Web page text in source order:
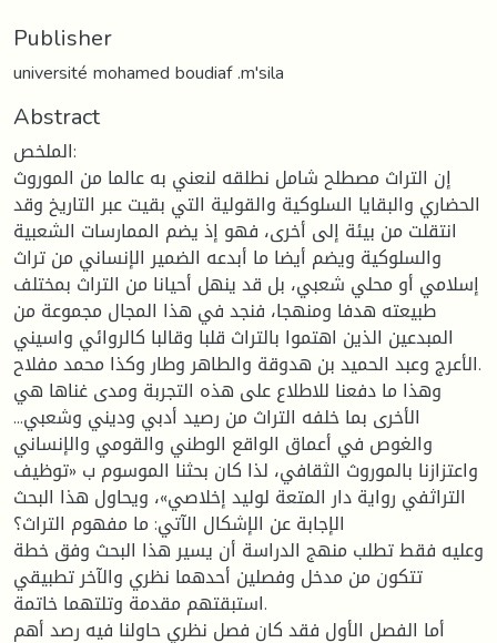
Publisher
université mohamed boudiaf .m'sila
Abstract
الملخص:
إن التراث مصطلح شامل نطلقه لنعني به عالما من الموروث
الحضاري والبقايا السلوكية والقولية التي بقيت عبر التاريخ وقد
انتقلت من بيئة إلى أخرى، فهو إذ يضم الممارسات الشعبية
والسلوكية ويضم أيضا ما أبدعه الضمير الإنساني من تراث
إسلامي أو محلي شعبي، بل قد ينهل أحيانا من التراث بمختلف
طبيعته هدفا ومنهجا، فنجد في هذا المجال مجموعة من
المبدعين الذين اهتموا بالتراث قلبا وقالبا كالروائي واسيني
الأعرج وعبد الحميد بن هدوقة والطاهر وطار وكذا محمد مفلاح.
وهذا ما دفعنا للاطلاع على هذه التجربة ومدى غناها هي
الأخرى بما خلفه التراث من رصيد أدبي وديني وشعبي...
والغوص في أعماق الواقع الوطني والقومي والإنساني
واعتزازنا بالموروث الثقافي، لذا كان بحثنا الموسوم ب «توظيف
التراثفي رواية دار المتعة لوليد إخلاصي»، ويحاول هذا البحث
الإجابة عن الإشكال الآتي: ما مفهوم التراث؟
وعليه فقط تطلب منهج الدراسة أن يسير هذا البحث وفق خطة
تتكون من مدخل وفصلين أحدهما نظري والآخر تطبيقي
استبقتهم مقدمة وتلتهما خاتمة.
أما الفصل الأول فقد كان فصل نظري حاولنا فيه رصد أهم